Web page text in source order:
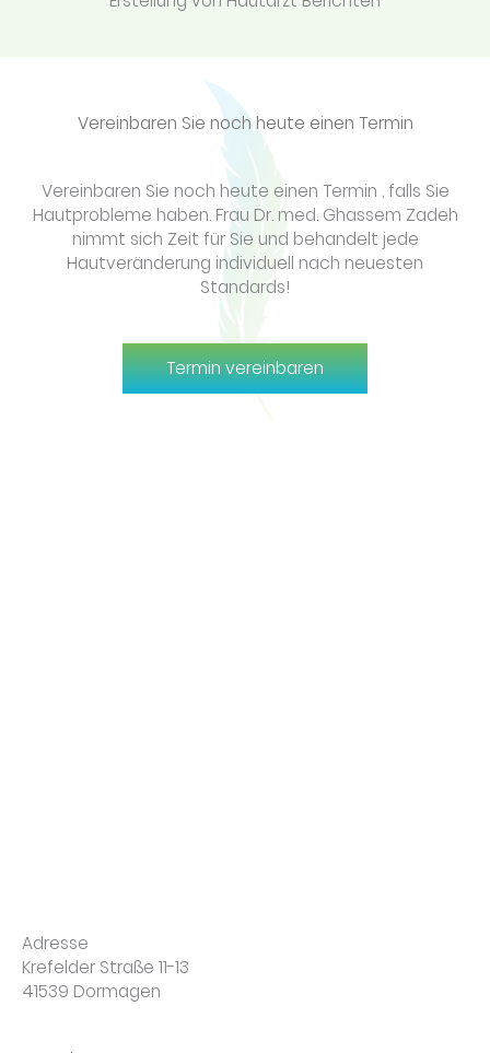
Vereinbaren Sie noch heute einen Termin
Vereinbaren Sie noch heute einen Termin , falls Sie
Hautprobleme haben. Frau Dr. med. Ghassem Zadeh
nimmt sich Zeit für Sie und behandelt jede
Hautveränderung individuell nach neuesten
Standards!
Termin vereinbaren
Adresse
Krefelder Straße 11-13
41539 Dormagen